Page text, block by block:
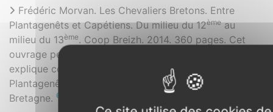
Frédéric Morvan. Les Chevaliers Bretons. Entre
Plantagenêts et Capétiens. Du milieu du 12èmeau
milieu du 13ème. Coop Breizh. 2014. 360 pages. Cet
ouvrage permet de comprendre le 14
explique comment les Capétiens succèdent aux
Plantagenêts dans leur influence dans le Duché de
Bretagne. 6